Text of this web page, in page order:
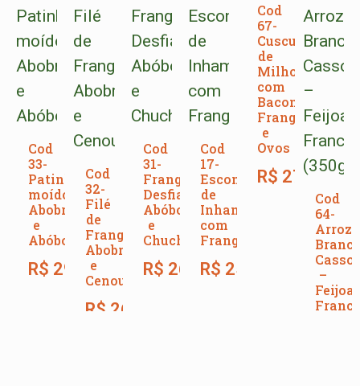
Cod
33-
Patinho
moído,
Abobrinha
e
Abóbora
R$ 29,00
Cod
32-
Filé
de
Frango,
Abobrinha
e
Cenoura
R$ 26,00
Cod
31-
Frango
Desfiado,
Abóbora
e
Chuchu
R$ 26,00
Cod
17-
Escondidinho
de
Inhame
com
Frango
R$ 25,00
Cod
67-
Cuscuz
de
Milho
com
Bacon,
Frango
e
Ovos
R$ 27,00
Cod
64-
Arroz
–